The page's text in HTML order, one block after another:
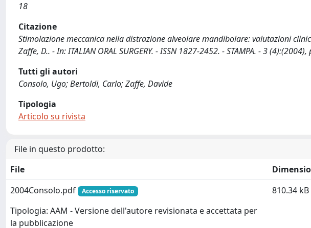
18
Citazione
Stimolazione meccanica nella distrazione alveolare mandibolare: valutazioni
Zaffe, D.. - In: ITALIAN ORAL SURGERY. - ISSN 1827-2452. - STAMPA. - 3
Tutti gli autori
Consolo, Ugo; Bertoldi, Carlo; Zaffe, Davide
Tipologia
Articolo su rivista
File in questo prodotto:
File
2004Consolo.pdf
Accesso riservato
Tipologia: AAM - Versione dell'autore revisionata e accettata per
la pubblicazione
810.34 kB